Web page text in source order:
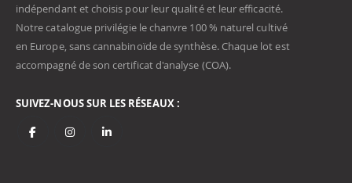
indépendant et choisis pour leur qualité et leur efficacité.
Notre catalogue privilégie le chanvre 100 % naturel cultivé
en Europe, sans cannabinoïde de synthèse. Chaque lot est
accompagné de son certificat d'analyse (COA).
SUIVEZ-NOUS SUR LES RÉSEAUX :